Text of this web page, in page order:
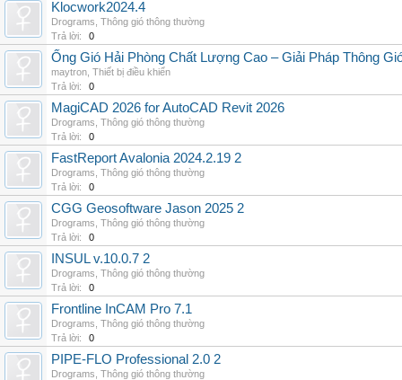
Klocwork2024.4
Drograms Thông gió thông thường
Trả lời:
0
Ống Gió Hải Phòng Chất Lượng Cao – Giải Pháp Thông
maytron Thiết bị điều khiển
Trả lời:
0
MagiCAD 2026 for AutoCAD Revit 2026
Drograms Thông gió thông thường
Trả lời:
0
FastReport Avalonia 2024.2.19 2
Drograms Thông gió thông thường
Trả lời:
0
CGG Geosoftware Jason 2025 2
Drograms Thông gió thông thường
Trả lời:
0
INSUL v.10.0.7 2
Drograms Thông gió thông thường
Trả lời:
0
Frontline InCAM Pro 7.1
Drograms Thông gió thông thường
Trả lời:
0
PIPE-FLO Professional 2.0 2
Drograms Thông gió thông thường